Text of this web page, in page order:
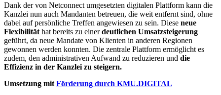
Dank der von Netconnect umgesetzten digitalen Plattform kann die
Kanzlei nun auch Mandanten betreuen, die weit entfernt sind, ohne
dabei auf persönliche Treffen angewiesen zu sein. Diese neue
Flexibilität hat bereits zu einerdeutlichen Umsatzsteigerung
geführt, da neue Mandate von Klienten in anderen Regionen
gewonnen werden konnten. Die zentrale Plattform ermöglicht es
zudem, den administrativen Aufwand zu reduzieren und die
Effizienz in der Kanzlei zu steigern.
Umsetzung mit Förderung durch KMU.DIGITAL